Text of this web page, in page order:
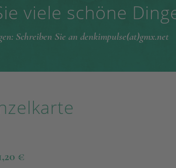
viele schöne
Schreiben Sie an denkimpulse(at)gmx.net
€